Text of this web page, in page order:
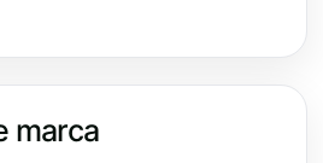
marca